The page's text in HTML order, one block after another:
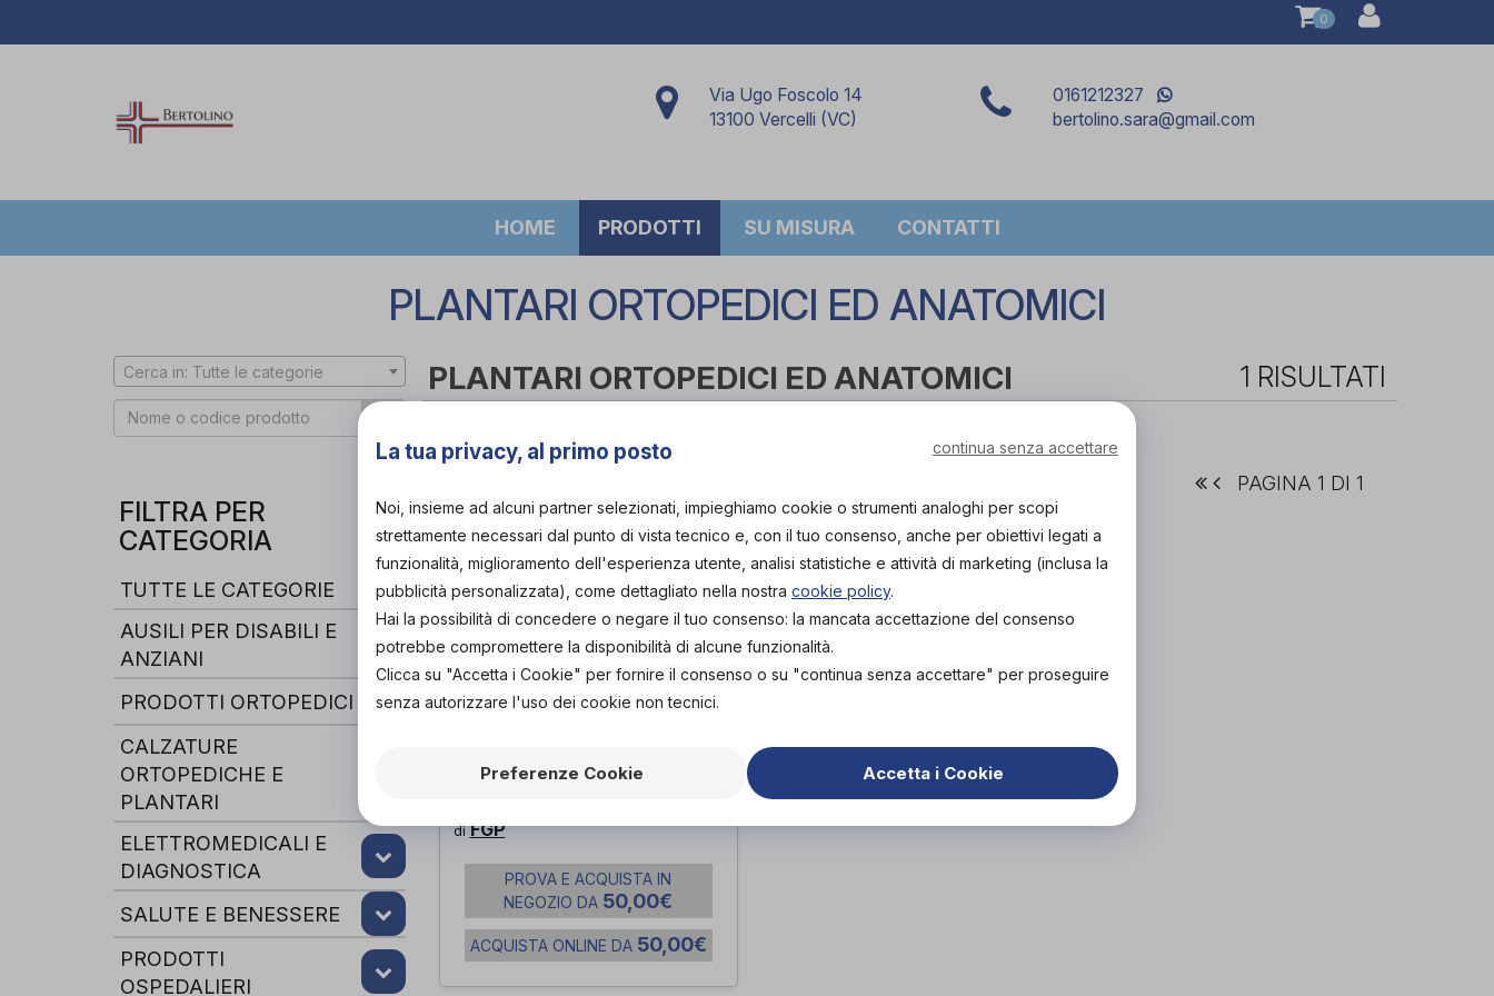
0
Via Ugo Foscolo 14
13100 Vercelli (VC)
0161212327
bertolino.sara@gmail.com
HOME PRODOTTI SU MISURA CONTATTI
PLANTARI ORTOPEDICI ED ANATOMICI
Cerca in: Tutte le categorie
FILTRA PER
CATEGORIA
TUTTE LE CATEGORIE
AUSILI PER DISABILI E
ANZIANI
PRODOTTI ORTOPEDICI
CALZATURE
ORTOPEDICHE E
PLANTARI
ELETTROMEDICALI E
DIAGNOSTICA
SALUTE E BENESSERE
PRODOTTI
OSPEDALIERI
PLANTARI ORTOPEDICI ED ANATOMICI 1 RISULTATI
Cerca per marca
PAGINA 1 DI 1
diFGP
PROVA E ACQUISTA IN
NEGOZIO DA 50,00€
ACQUISTA ONLINE DA 50,00€
La tua privacy, al primo posto continua senza accettare
Noi, insieme ad alcuni partner selezionati, impieghiamo cookie o strumenti analoghi per scopi
strettamente necessari dal punto di vista tecnico e, con il tuo consenso, anche per obiettivi legati a
funzionalità, miglioramento dell'esperienza utente, analisi statistiche e attività di marketing (inclusa la
pubblicità personalizzata), come dettagliato nella nostra cookie policy.
Hai la possibilità di concedere o negare il tuo consenso: la mancata accettazione del consenso
potrebbe compromettere la disponibilità di alcune funzionalità.
Clicca su "Accetta i Cookie" per fornire il consenso o su "continua senza accettare" per proseguire
senza autorizzare l'uso dei cookie non tecnici.
Preferenze Cookie Accetta i Cookie